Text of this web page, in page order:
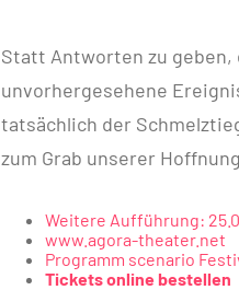
Statt Antworten zu
unvorhergesehene
tatsächlich der
zum Grab unserer
Weitere Aufführung:
www.agora-theater.net
Programm scenario
Tickets online bestellen